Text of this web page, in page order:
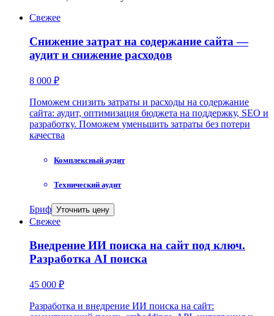
Свежее
Снижение затрат на содержание сайта —
аудит и снижение расходов
8 000 ₽
Поможем снизить затраты и расходы на содержание
сайта: аудит, оптимизация бюджета на поддержку, SEO и
разработку. Поможем уменьшить затраты без потери
качества
Комплексный аудит
Технический аудит
Бриф Уточнить цену
Свежее
Внедрение ИИ поиска на сайт под ключ.
Разработка AI поиска
45 000 ₽
Разработка и внедрение ИИ поиска на сайт: